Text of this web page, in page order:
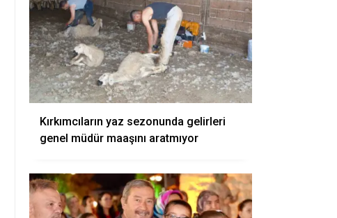
Kırkımcıların yaz sezonunda gelirleri
genel müdür maaşını aratmıyor